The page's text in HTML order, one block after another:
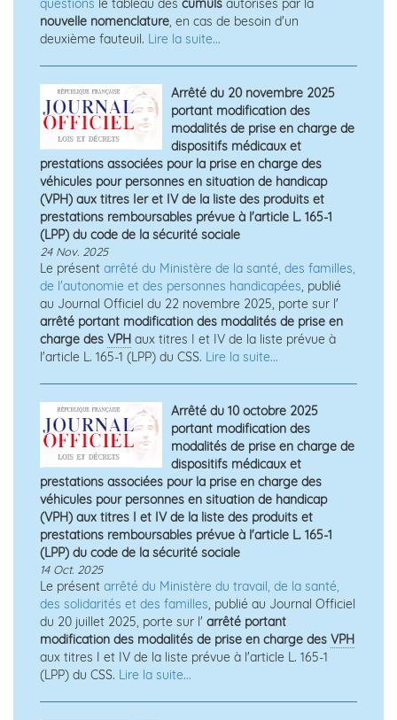
questions le tableau des cumuls autorisés par la
nouvelle nomenclature, en cas de besoin d'un
deuxième fauteuil. Lire la suite...
Arrêté du 20 novembre 2025
portant modification des
modalités de prise en charge de
dispositifs médicaux et
prestations associées pour la prise en charge des
véhicules pour personnes en situation de handicap
(VPH) aux titres Ier et IV de la liste des produits et
prestations remboursables prévue à l'article L. 165-1
(LPP) du code de la sécurité sociale
24 Nov. 2025
Le présent arrêté du Ministère de la santé, des familles,
de l'autonomie et des personnes handicapées, publié
au Journal Officiel du 22 novembre 2025, porte sur l'
arrêté portant modification des modalités de prise en
charge des VPH aux titres I et IV de la liste prévue à
l'article L. 165-1 (LPP) du CSS. Lire la suite...
Arrêté du 10 octobre 2025
portant modification des
modalités de prise en charge de
dispositifs médicaux et
prestations associées pour la prise en charge des
véhicules pour personnes en situation de handicap
(VPH) aux titres I et IV de la liste des produits et
prestations remboursables prévue à l'article L. 165-1
(LPP) du code de la sécurité sociale
14 Oct. 2025
Le présent arrêté du Ministère du travail, de la santé,
des solidarités et des familles, publié au Journal Officiel
du 20 juillet 2025, porte sur l' arrêté portant
modification des modalités de prise en charge des VPH
aux titres I et IV de la liste prévue à l'article L. 165-1
(LPP) du CSS. Lire la suite...